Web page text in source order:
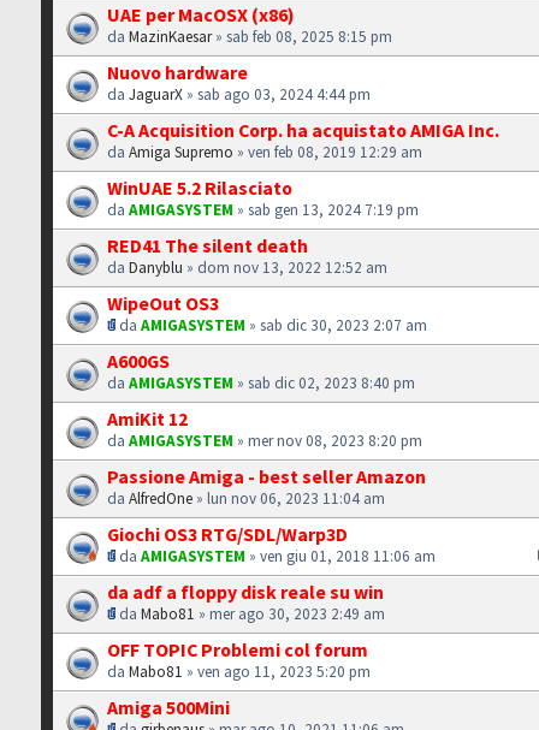
UAE per MacOSX (x86)
daMazinKaesar» sab feb 08, 2025 8:15 pm
Nuovo hardware
daJaguarX » sab ago 03, 2024 4:44 pm
C-A Acquisition Corp. ha acquistato AMIGA Inc.
daAmiga Supremo » ven feb 08, 2019 12:29 am
WinUAE 5.2 Rilasciato
daAMIGASYSTEM » sab gen 13, 2024 7:19 pm
RED41 The silent death
daDanyblu » dom nov 13, 2022 12:52 am
WipeOut OS3
daAMIGASYSTEM » sab dic 30, 2023 2:07 am
A600GS
daAMIGASYSTEM » sab dic 02, 2023 8:40 pm
AmiKit 12
daAMIGASYSTEM » mer nov 08, 2023 8:20 pm
Passione Amiga - best seller Amazon
daAlfredOne » lun nov 06, 2023 11:04 am
Giochi OS3 RTG/SDL/Warp3D
daAMIGASYSTEM » ven giu 01, 2018 11:06 am
da adf a floppy disk reale su win
daMabo81 » mer ago 30, 2023 2:49 am
OFF TOPIC Problemi col forum
daMabo81 » ven ago 11, 2023 5:20 pm
Amiga 500Mini